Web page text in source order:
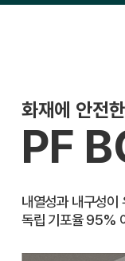
화재에 안전
PF
내열성과 내구성이
독립 기포율 95%